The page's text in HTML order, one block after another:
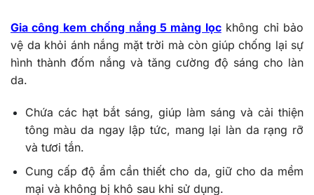
Gia công kem chống nắng 5 màng lọckhông chỉ bảo
vệ da khỏi ánh nắng mặt trời mà còn giúp chống lại sự
hình thành đốm nắng và tăng cường độ sáng cho làn
da.
Chứa các hạt bắt sáng, giúp làm sáng và cải thiện
tông màu da ngay lập tức, mang lại làn da rạng rỡ
và tươi tắn.
Cung cấp độ ẩm cần thiết cho da, giữ cho da mềm
mại và không bị khô sau khi sử dụng.